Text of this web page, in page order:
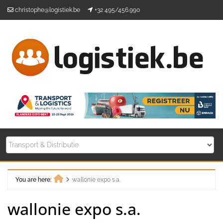
christophe@logistiek.be +32 495/456.990
You are here:
wallonie expo s.a.
wallonie expo s.a.